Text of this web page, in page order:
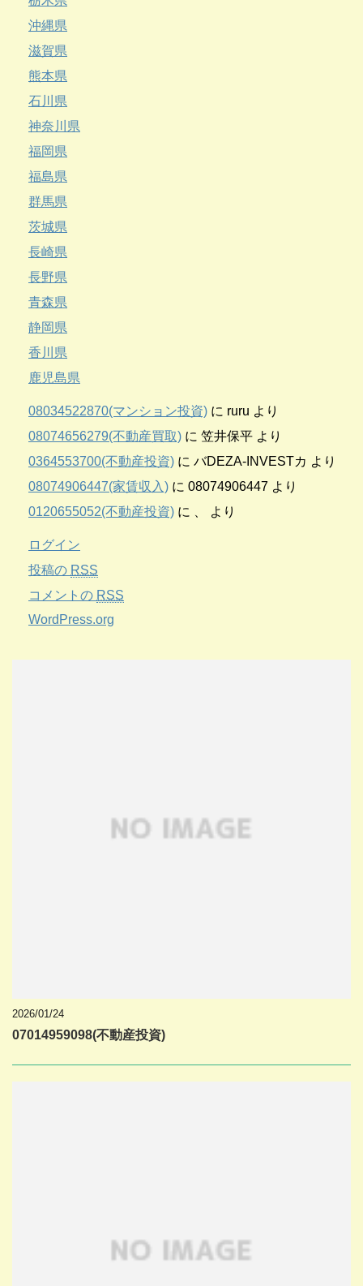
沖縄県
滋賀県
熊本県
石川県
神奈川県
福岡県
福島県
群馬県
茨城県
長崎県
長野県
青森県
静岡県
香川県
鹿児島県
08034522870(マンション投資) に ruru より
08074656279(不動産買取) に 笠井保平 より
0364553700(不動産投資) に バDEZA-INVESTカ より
08074906447(家賃収入) に 08074906447 より
0120655052(不動産投資) に より
ログイン
投稿の RSS
コメントの RSS
WordPress.org
2026/01/24
07014959098(不動産投資)